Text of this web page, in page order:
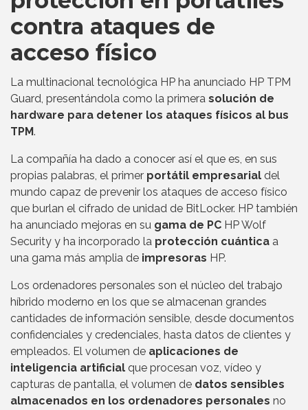
contra ataques de
acceso físico
La multinacional tecnológica HP ha anunciado HP TPM
Guard, presentándola como la primera solución de
hardware para detener los ataques físicos al bus
TPM.
La compañía ha dado a conocer así el que es, en sus
propias palabras, el primer portátil empresarial del
mundo capaz de prevenir los ataques de acceso físico
que burlan el cifrado de unidad de BitLocker. HP también
ha anunciado mejoras en su gama de PC HP Wolf
Security y ha incorporado la protección cuántica a
una gama más amplia de impresoras HP.
Los ordenadores personales son el núcleo del trabajo
híbrido moderno en los que se almacenan grandes
cantidades de información sensible, desde documentos
confidenciales y credenciales, hasta datos de clientes y
empleados. El volumen de aplicaciones de
inteligencia artificial que procesan voz, vídeo y
capturas de pantalla, el volumen de datos sensibles
almacenados en los ordenadores personales no